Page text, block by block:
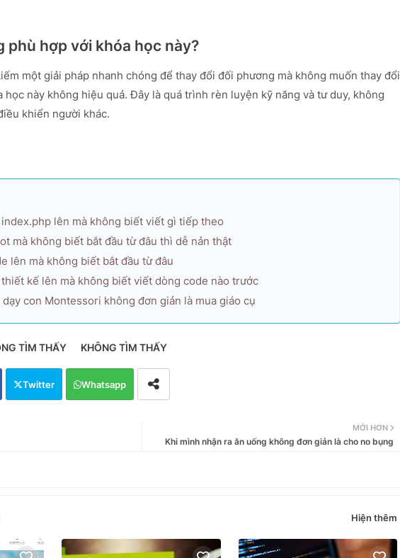
phù hợp với khóa học này?
một giải pháp nhanh chóng để thay đổi đối phương mà không muốn thay đổi
học này không hiệu quả. Đây là quá trình rèn luyện kỹ năng và tư duy, không
khiển người khác.
lên mà không biết viết gì tiếp theo
mà không biết bắt đầu từ đâu thì dễ nản thật
lên mà không biết bắt đầu từ đâu
kế lên mà không biết viết dòng code nào trước
con Montessori không đơn giản là mua giáo cụ
TÌM THẤY KHÔNG TÌM THẤY
Twitter Whatsapp
MỚI HƠN
Khi mình nhận ra ăn uống không đơn giản là cho no bụng
Hiện thêm